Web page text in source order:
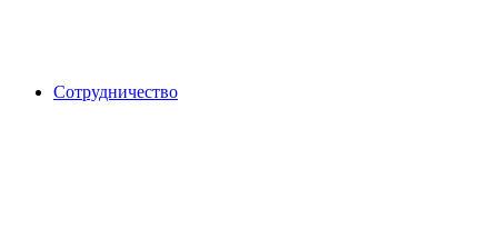
Сотрудничество